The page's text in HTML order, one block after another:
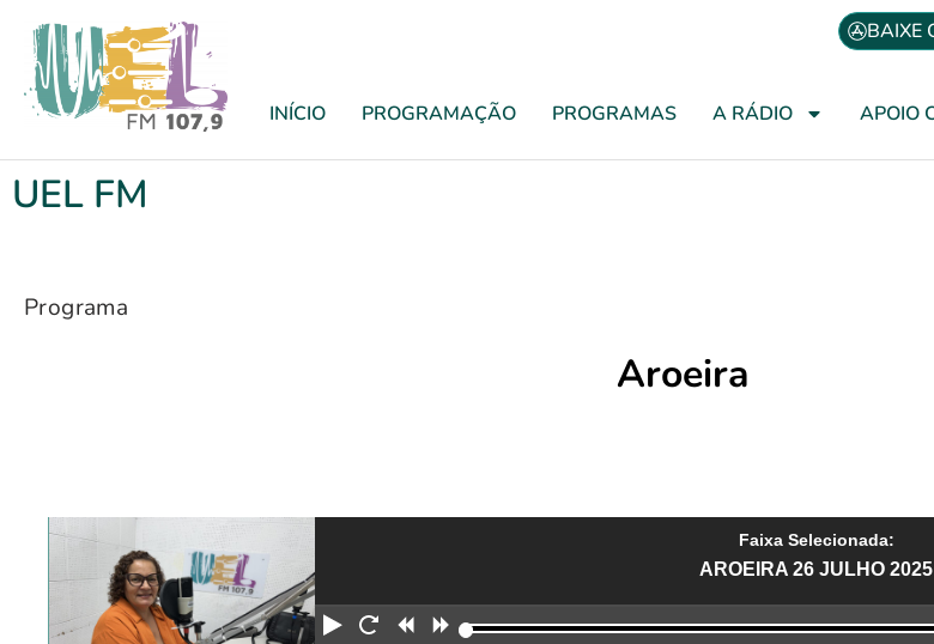
BAIXE
INÍCIO PROGRAMAÇÃO PROGRAMAS A RÁDIO APOIO
UEL FM
Programa
Aroeira
Faixa Selecionada:
AROEIRA 26 JULHO 2025
Reproduzir
Reiniciar
Retroceder
Avançar